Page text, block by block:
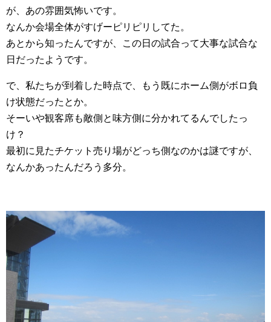
が、あの雰囲気怖いです。
なんか会場全体がすげーピリピリしてた。
あとから知ったんですが、この日の試合って大事な試合な
日だったようです。
で、私たちが到着した時点で、もう既にホーム側がボロ負
け状態だったとか。
そーいや観客席も敵側と味方側に分かれてるんでしたっ
け？
最初に見たチケット売り場がどっち側なのかは謎ですが、
なんかあったんだろう多分。